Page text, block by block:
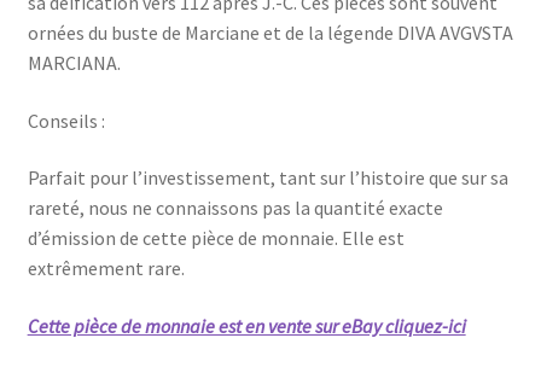
ornées du buste de Marciane et de la légende DIVA AVGVSTA
MARCIANA.
Conseils :
Parfait pour l’investissement, tant sur l’histoire que sur sa
rareté, nous ne connaissons pas la quantité exacte
d’émission de cette pièce de monnaie. Elle est
extrêmement rare.
Cette pièce de monnaie est en vente sur eBay cliquez-ici